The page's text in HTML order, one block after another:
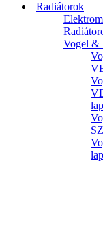
Radiátorok
Vogel &